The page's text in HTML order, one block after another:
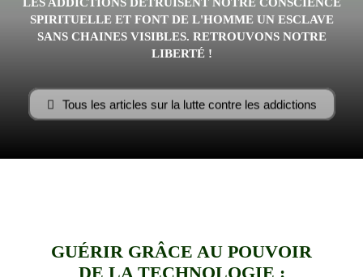
–
AFF
LES ADDICTIONS DÉTRUISENT NOTRE CONSCIENCE
SPIRITUELLE ET FONT DE L'HOMME UN ESCLAVE
SANS CHAINES VISIBLES. RETROUVONS NOTRE
LIBERTÉ !
Tous les articles sur la lutte contre les addictions
GUÉRIR GRÂCE AU POUVOIR
DE LA TECHNOLOGIE :